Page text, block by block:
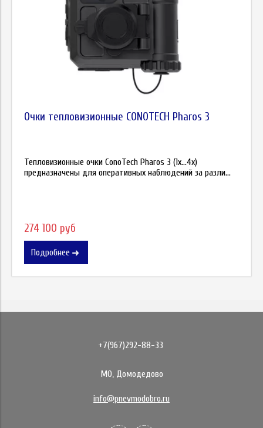
Очки тепловизионные CONOTECH Pharos 3
Тепловизионные очки ConoTech Pharos 3 (1x...4x)
предназначены для оперативных наблюдений за разли...
274 100 руб
Подробнее
+7(967)292-88-33
МО, Домодедово
info@pnevmodobro.ru